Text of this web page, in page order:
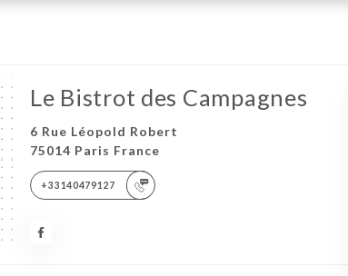
Le Bistrot des Campagnes
6 Rue Léopold Robert
75014 Paris France
+33140479127